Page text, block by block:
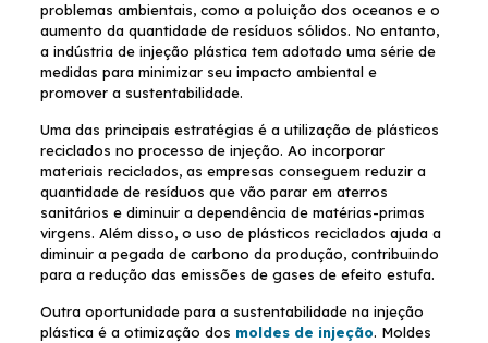
problemas ambientais, como a poluição dos oceanos e o
aumento da quantidade de resíduos sólidos. No entanto,
a indústria de injeção plástica tem adotado uma série de
medidas para minimizar seu impacto ambiental e
promover a sustentabilidade.
Uma das principais estratégias é a utilização de plásticos
reciclados no processo de injeção. Ao incorporar
materiais reciclados, as empresas conseguem reduzir a
quantidade de resíduos que vão parar em aterros
sanitários e diminuir a dependência de matérias-primas
virgens. Além disso, o uso de plásticos reciclados ajuda a
diminuir a pegada de carbono da produção, contribuindo
para a redução das emissões de gases de efeito estufa.
Outra oportunidade para a sustentabilidade na injeção
plástica é a otimização dos moldes de injeção. Moldes